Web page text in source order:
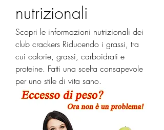
nutrizionali
Scopri le informazioni nutrizionali dei
club crackers Riducendo i grassi, tra
cui calorie, grassi, carboidrati e
proteine. Fatti una scelta consapevole
per uno stile di vita sano.